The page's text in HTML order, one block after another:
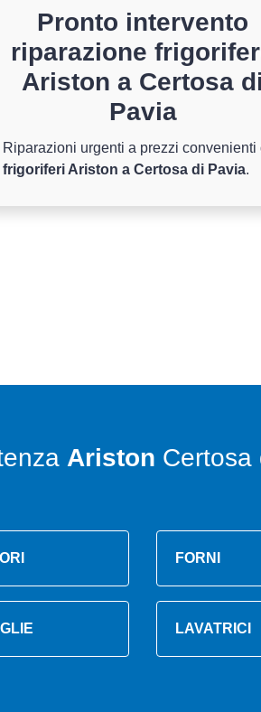
Pronto intervento
riparazione
Ariston a Certosa di
Pavia
Riparazioni urgenti a prezzi convenienti
frigoriferi Ariston a Certosa di Pavia.
Ariston Certosa
FORNI
LAVATRICI